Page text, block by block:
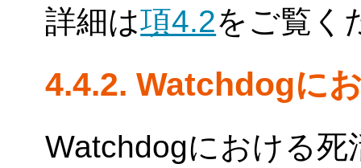
詳細は項4.2をご覧く
4.4.2. Watchdogに
Watchdogにおける